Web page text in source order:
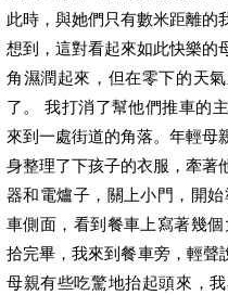
此時，與她們只有數米距離的
想到，這對看起來如此快樂的
角濕潤起來，但在零下的天
了。 我打消了幫他們推車的
來到一處街道的角落。年輕母
身整理了下孩子的衣服，牽著
器和電爐子，關上小門，開
車側面，看到餐車上寫著幾
拾完畢，我來到餐車旁，輕聲
母親有些吃驚地抬起頭來，